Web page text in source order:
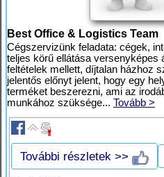
Best Office & Logistics Team
Cégszervizünk feladata: cégek,
teljes körű ellátása versenyképes
feltételek mellett, díjtalan házhoz
jelentős előnyt jelent, hogy egy
terméket beszerezni, ami az
munkához szüksége... Tovább >
További részletek >>